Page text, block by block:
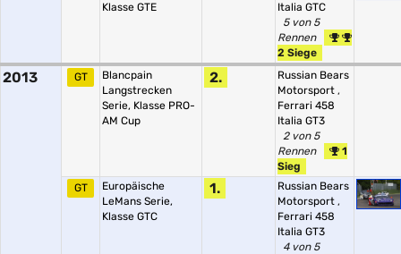
Klasse GTE
Italia GTC
5 von 5
Rennen
2 Siege
2013 GT
Blancpain
Langstrecken
Serie, Klasse PRO-
AM Cup
2.
Russian Bears
Motorsport ,
Ferrari 458
Italia GT3
2 von 5
Rennen
1
Sieg
GT
Europäische
LeMans Serie,
Klasse GTC
1.
Russian Bears
Motorsport ,
Ferrari 458
Italia GT3
4 von 5